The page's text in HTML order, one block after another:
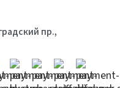
пр.,